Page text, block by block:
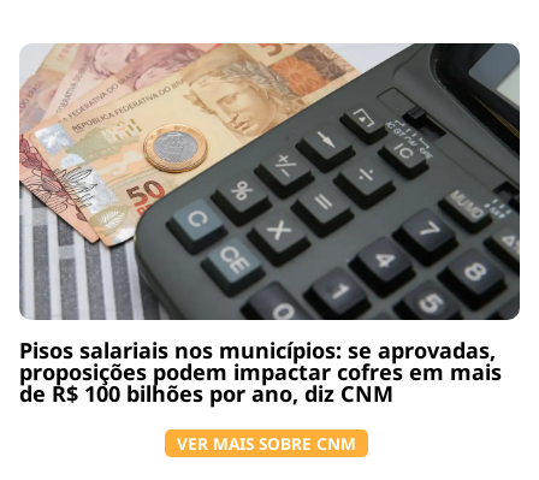
Pisos salariais nos municípios: se aprovadas,
proposições podem impactar cofres em mais
de R$ 100 bilhões por ano, diz CNM
VER MAIS SOBRE CNM